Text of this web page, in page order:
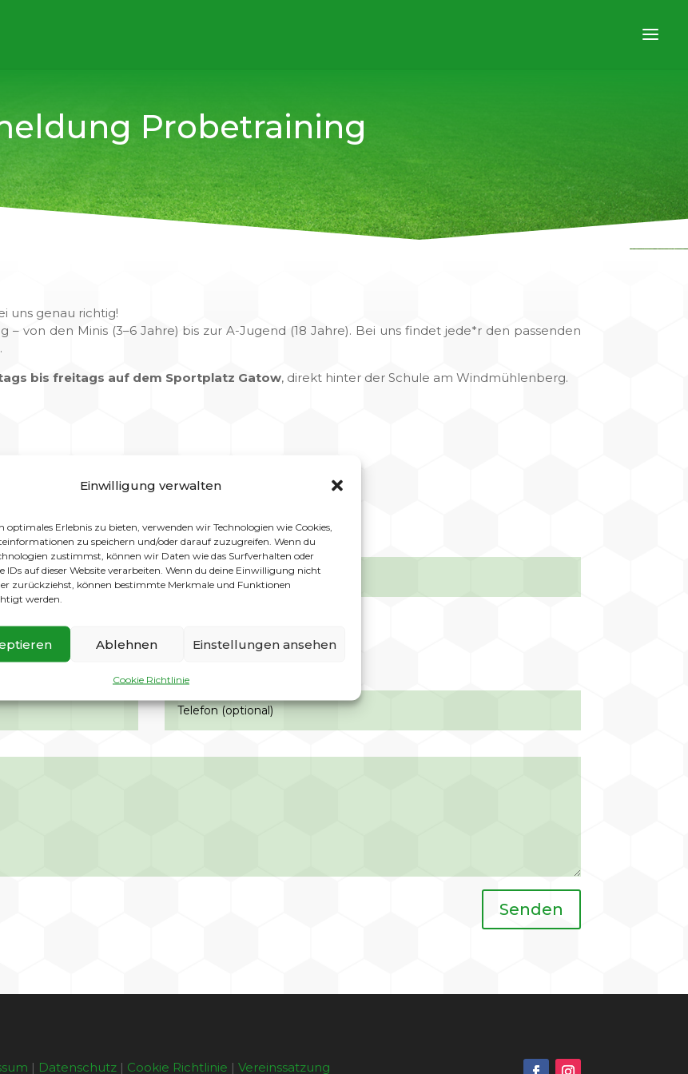
Einwilligung verwalten
optimales Erlebnis zu bieten, verwenden wir Technologien wie Cookies,
zu speichern und/oder darauf zuzugreifen. Wenn du
zustimmst, können wir Daten wie das Surfverhalten oder
IDs auf dieser Website verarbeiten. Wenn du deine Einwilligung nicht
zurückziehst, können bestimmte Merkmale und Funktionen
werden.
Ablehnen Einstellungen ansehen
Cookie Richtlinie
Probetraining
uns genau richtig!
– von den Minis (3–6 Jahre) bis zur A-Jugend (18 Jahre). Bei uns findet jede*r den passenden
bis freitags auf dem Sportplatz Gatow, direkt hinter der Schule am Windmühlenberg.
Senden
| Datenschutz | Cookie Richtlinie |Vereinssatzung